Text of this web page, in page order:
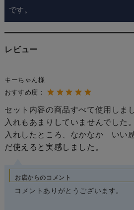
です。
レビュー
キーちゃん様
おすすめ度：
セット内容の商品すべて使用しま
入れもあまりしていませんでした
入れしたところ、なかなか いい
だ使えると実感しました。
お店からのコメント
コメントありがとうございます。